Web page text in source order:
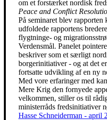
om et forstærket nordisk
Peace and Conflict
På seminaret blev
udfoldede rapportens
flygtninge- og
Verdensmål. Panelet
beskriver som et særligt
borgerinitiativer - og at det
fortsatte udvikling af en ny
Med vore erfaringer med
Mere Krig den fornyede
velkommen, stiller os til
ministerråds fredsinitiativer
Hasse Schneiderman - april